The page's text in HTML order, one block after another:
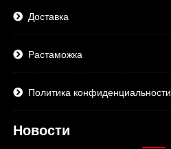
Доставка
Растаможка
Политика конфиденциальности
Новости